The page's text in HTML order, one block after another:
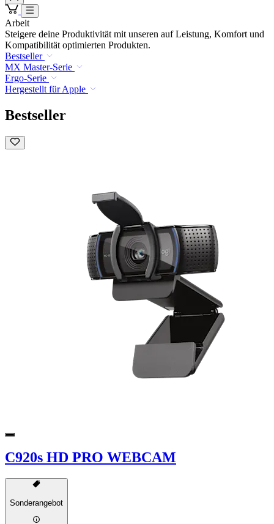
Arbeit
Steigere deine Produktivität mit unseren auf Leistung, Komfort und
Kompatibilität optimierten Produkten.
Bestseller
MX Master-Serie
Ergo-Serie
Hergestellt für Apple
Bestseller
C920s HD PRO WEBCAM
Sonderangebot